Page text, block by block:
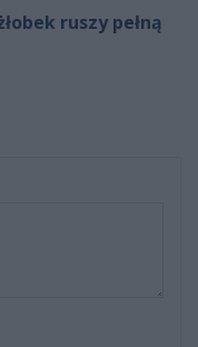
ruszy pełną